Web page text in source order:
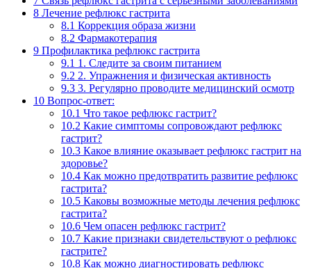
8 Лечение рефлюкс гастрита
8.1 Коррекция образа жизни
8.2 Фармакотерапия
9 Профилактика рефлюкс гастрита
9.1 1. Следите за своим питанием
9.2 2. Упражнения и физическая активность
9.3 3. Регулярно проводите медицинский осмотр
10 Вопрос-ответ:
10.1 Что такое рефлюкс гастрит?
10.2 Какие симптомы сопровождают рефлюкс
гастрит?
10.3 Какое влияние оказывает рефлюкс гастрит на
здоровье?
10.4 Как можно предотвратить развитие рефлюкс
гастрита?
10.5 Каковы возможные методы лечения рефлюкс
гастрита?
10.6 Чем опасен рефлюкс гастрит?
10.7 Какие признаки свидетельствуют о рефлюкс
гастрите?
10.8 Как можно диагностировать рефлюкс